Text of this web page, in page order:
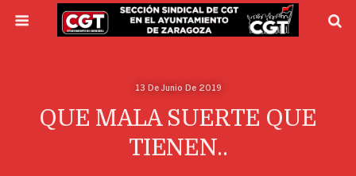
13 De Junio De 2019
QUE MALA SUERTE QUE
TIENEN..